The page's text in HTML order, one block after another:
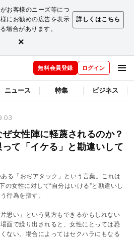
お客様のニーズ等につ
にお勧めの広告を表示
場合があります。
詳しくはこちら
×
無料会員登録 ログイン
ニュース 特集 ビジネス
女性陣に軽蔑されるのか？
て「イケる」と勘違いして
る「おぢアタック」という言葉。これは
の女性に対して“自分はいける”と勘違いし
行為を指す。
思い」という見方もできるかもしれない
面で繰り出されると、女性にとっては恐
ない。場合によってはセクハラにもなる